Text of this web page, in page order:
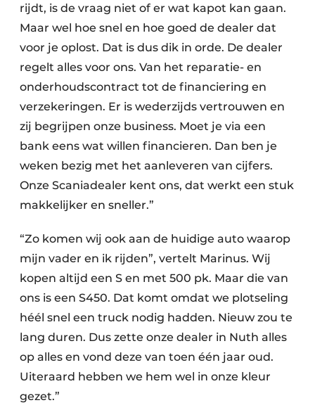
rijdt, is de vraag niet of er wat kapot kan gaan.
Maar wel hoe snel en hoe goed de dealer dat
voor je oplost. Dat is dus dik in orde. De dealer
regelt alles voor ons. Van het reparatie- en
onderhoudscontract tot de financiering en
verzekeringen. Er is wederzijds vertrouwen en
zij begrijpen onze business. Moet je via een
bank eens wat willen financieren. Dan ben je
weken bezig met het aanleveren van cijfers.
Onze Scaniadealer kent ons, dat werkt een stuk
makkelijker en sneller.”
“Zo komen wij ook aan de huidige auto waarop
mijn vader en ik rijden”, vertelt Marinus. Wij
kopen altijd een S en met 500 pk. Maar die van
ons is een S450. Dat komt omdat we plotseling
héél snel een truck nodig hadden. Nieuw zou te
lang duren. Dus zette onze dealer in Nuth alles
op alles en vond deze van toen één jaar oud.
Uiteraard hebben we hem wel in onze kleur
gezet.”